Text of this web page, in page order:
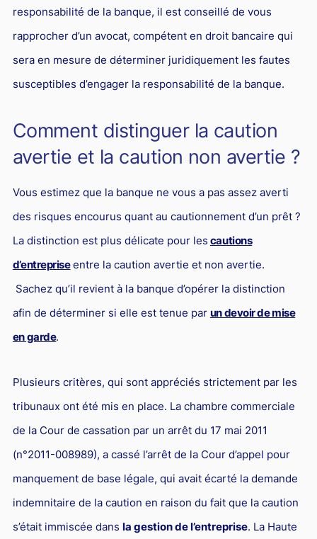
responsabilité de la banque, il est conseillé de vous
rapprocher d’un avocat, compétent en droit bancaire qui
sera en mesure de déterminer juridiquement les fautes
susceptibles d’engager la responsabilité de la banque.
Comment distinguer la caution
avertie et la caution non avertie ?
Vous estimez que la banque ne vous a pas assez averti
des risques encourus quant au cautionnement d’un prêt ?
La distinction est plus délicate pour les cautions
d’entrepriseentre la caution avertie et non avertie.
Sachez qu’il revient à la banque d’opérer la distinction
afin de déterminer si elle est tenue par un devoir de mise
en garde.
Plusieurs critères, qui sont appréciés strictement par les
tribunaux ont été mis en place. La chambre commerciale
de la Cour de cassation par un arrêt du 17 mai 2011
(n°2011-008989), a cassé l’arrêt de la Cour d’appel pour
manquement de base légale, qui avait écarté la demande
indemnitaire de la caution en raison du fait que la caution
s’était immiscée dans la gestion de l’entreprise. La Haute